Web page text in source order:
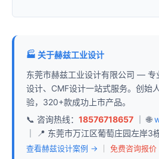
🏭 关于赫兹工业设计
东莞市赫兹工业设计有限公司 — 专
设计、CMF设计一站式服务。创始
验，320+款成功上市产品。
📞 咨询热线： 18576718657 ｜ 🌐
｜ 📍 东莞市万江区葡萄庄园左岸3
查看赫兹设计案例 → 免费咨询报价